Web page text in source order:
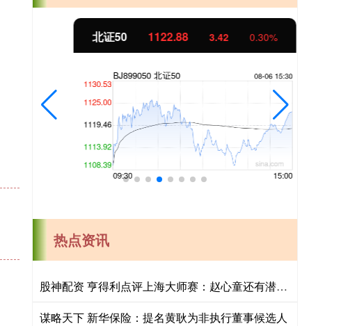
北证50 1122.88 0.30%
热点资讯
股神配资 亨得利点评上海大师赛：赵心童还有潜力，吴宜泽需注重细节
谋略天下 新华保险：提名黄耿为非执行董事候选人